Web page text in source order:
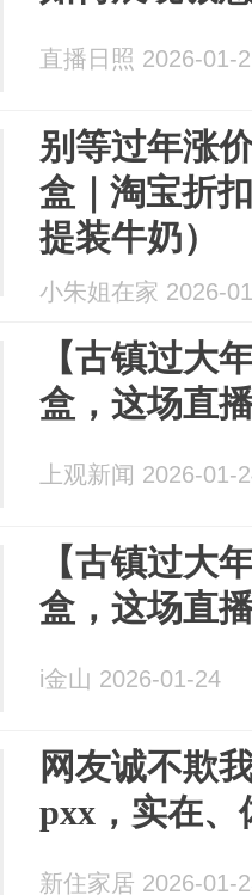
直播日照 2026-01-
别等过年涨
盒｜淘宝折
提装牛奶）
小朱姐在家 2026-
【古镇过大
盒，这场直
上观新闻 2026-01-
【古镇过大
盒，这场直
i金山 2026-01-24
网友诚不欺
pxx，实在、
新住家居 2026-01-